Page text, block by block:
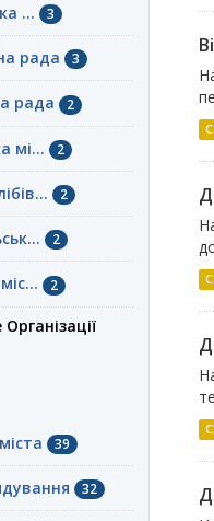
... 3
рада 3
рада 2
мі... 2
2
2
2
39
32